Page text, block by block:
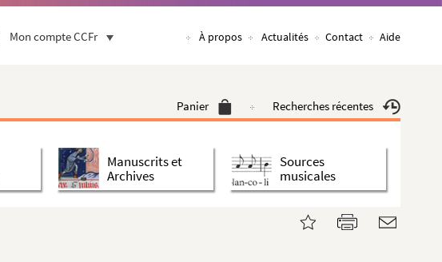
Mon compte CCFr À propos Actualités Contact Aide
Panier Recherches récentes
Manuscrits et
Archives
Sources
musicales